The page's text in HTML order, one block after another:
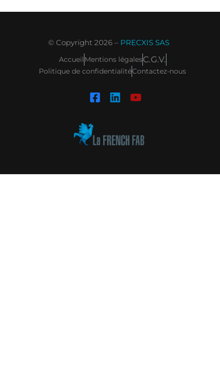
© Copyright 2026 – PRECXIS SAS
AccueilMentions légalesC.G.V.
Politique de confidentialitéContactez-nous